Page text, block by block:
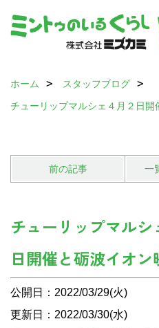
ホーム
スタッフブログ
チューリップマルシェ４月２日開
前の記事 一
チューリップマルシ
日開催と砺波イオン
公開日：2022/03/29(火)
更新日：2022/03/30(水)